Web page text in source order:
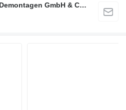
EGC Parts Baumaschinen Demontagen GmbH & Co. KG